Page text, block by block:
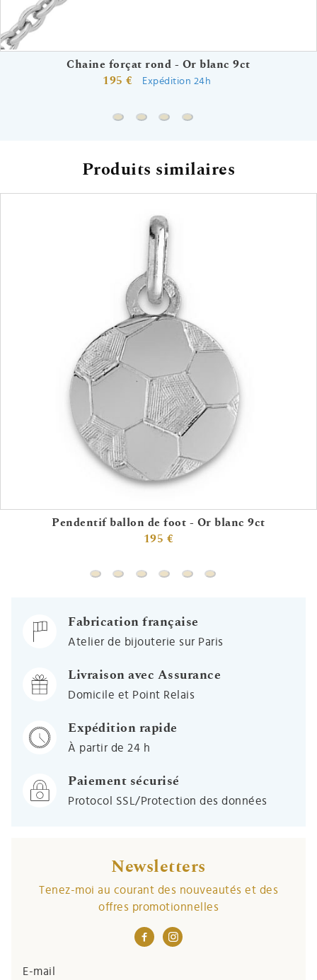
Chaine forçat rond - Or blanc 9ct
195 €
Expédition 24h
Chaine forçat rond - Or blanc 9ct
Chaine gourmette - Or blanc 9ct
Chaine forçat - Or blanc 9ct
Chaine singapour - Or
Produits similaires
Pendentif ballon de foot - Or blanc 9ct
195 €
Pendentif ballon de foot - Or blanc 9ct
Pendentif nageur sous-marin - Or blanc
Pendentif plongeur - Or jaune 18c
Pendentif handball (or jaune
Pendentif volant voiture -
Pendentif ballon de
Fabrication française
Atelier de bijouterie sur Paris
Livraison avec Assurance
Domicile et Point Relais
Expédition rapide
À partir de 24 h
Paiement sécurisé
Protocol SSL/Protection des données
Newsletters
Tenez-moi au courant des nouveautés et des
offres promotionnelles
E-mail